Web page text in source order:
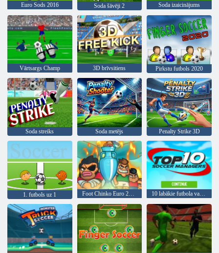
Euro Sods 2016 Soda šāvēji 2 Soda izaicinājums
Vārtsargs Champ 3D brīvsitiens Pirkstu futbols 2020
Soda streiks Soda metējs Penalty Strike 3D
1. futbols uz 1 Foot Chinko Euro 2016 10 labākie futbola vadītāji